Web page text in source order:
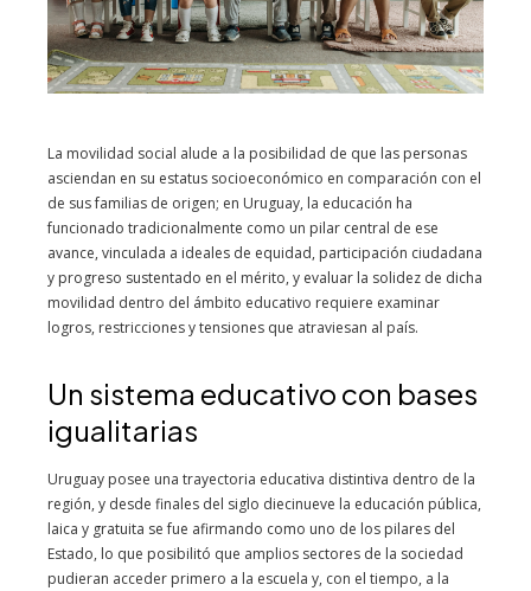
La movilidad social alude a la posibilidad de que las personas
asciendan en su estatus socioeconómico en comparación con el
de sus familias de origen; en Uruguay, la educación ha
funcionado tradicionalmente como un pilar central de ese
avance, vinculada a ideales de equidad, participación ciudadana
y progreso sustentado en el mérito, y evaluar la solidez de dicha
movilidad dentro del ámbito educativo requiere examinar
logros, restricciones y tensiones que atraviesan al país.
Un sistema educativo con bases
igualitarias
Uruguay posee una trayectoria educativa distintiva dentro de la
región, y desde finales del siglo diecinueve la educación pública,
laica y gratuita se fue afirmando como uno de los pilares del
Estado, lo que posibilitó que amplios sectores de la sociedad
pudieran acceder primero a la escuela y, con el tiempo, a la